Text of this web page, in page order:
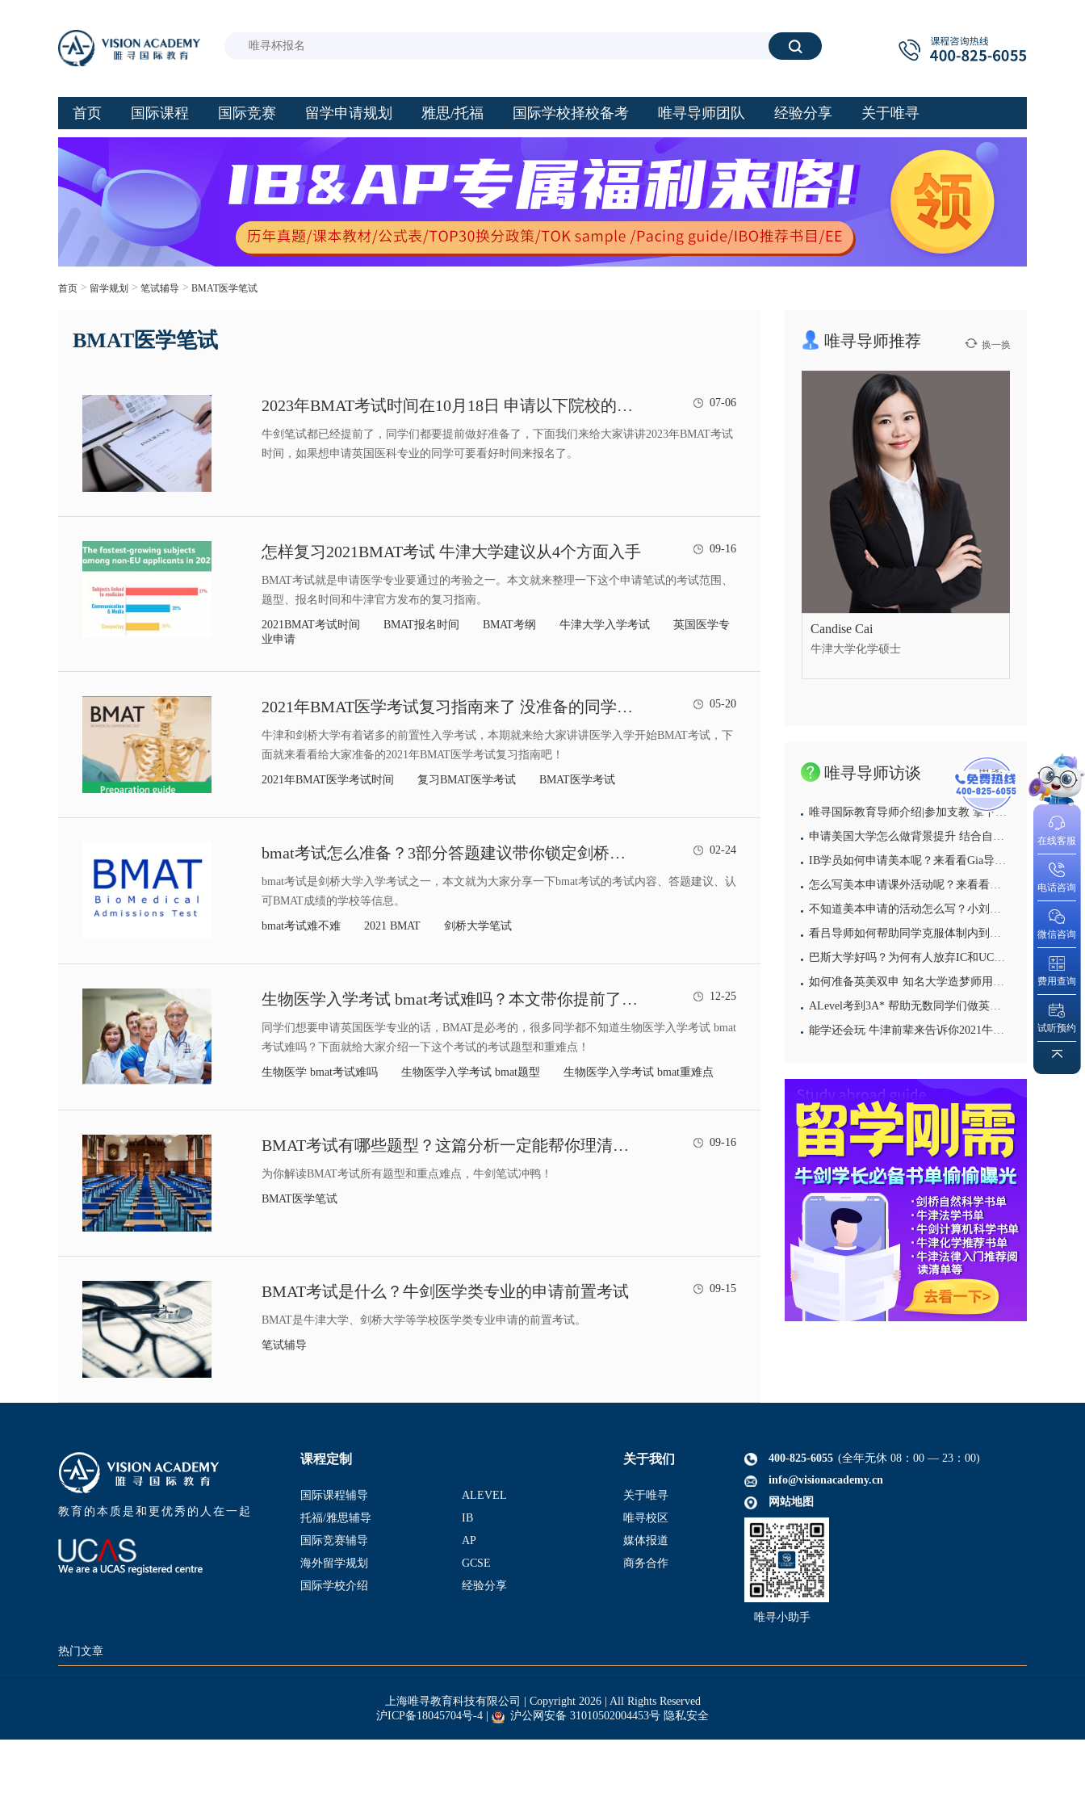
搜索
首页 国际课程 国际竞赛 留学申请规划 雅思/托福 国际学校择校备考 唯寻导师团队 经验分享 关于唯寻
首页 > 留学规划 > 笔试辅导 > BMAT医学笔试
BMAT医学笔试
2023年BMAT考试时间在10月18日 申请以下院校的同学要注意了 07-06
牛剑笔试都已经提前了，同学们都要提前做好准备了，下面我们来给大家讲讲2023年BMAT考试
时间，如果想申请英国医科专业的同学可要看好时间来报名了。
怎样复习2021BMAT考试 牛津大学建议从4个方面入手 09-16
BMAT考试​就是申请医学专业要通过的考验之一。本文就来整理一下这个申请笔试的考试范围、
题型、报名时间和牛津官方发布的复习指南。
2021BMAT考试时间 BMAT报名时间 BMAT考纲 牛津大学入学考试
英国医学专
业申请
2021年BMAT医学考试复习指南来了 没准备的同学赶紧准备起来吧 05-20
牛津和剑桥大学有着诸多的前置性入学考试，本期就来给大家讲讲医学入学开始BMAT考试，下
面就来看看给大家准备的2021年BMAT医学考试复习指南吧！
2021年BMAT医学考试时间 复习BMAT医学考试 BMAT医学考试
bmat考试怎么准备？3部分答题建议带你锁定剑桥面邀 02-24
bmat考试是剑桥大学入学考试之一，本文就为大家分享一下bmat考试的考试内容、答题建议、认
可BMAT成绩的学校等信息。
bmat考试难不难 2021 BMAT 剑桥大学笔试
生物医学入学考试 bmat考试难吗？本文带你提前了解题型和重难点 12-25
同学们想要申请英国医学专业的话，BMAT是必考的，很多同学都不知道生物医学入学考试 bmat
考试难吗？下面就给大家介绍一下这个考试的考试题型和重难点！
生物医学 bmat考试难吗 生物医学入学考试 bmat题型 生物医学入学考试 bmat重难点
BMAT考试有哪些题型？这篇分析一定能帮你理清思路 09-16
为你解读BMAT考试所有题型和重点难点，牛剑笔试冲鸭！
BMAT医学笔试
BMAT考试是什么？牛剑医学类专业的申请前置考试 09-15
BMAT是牛津大学、剑桥大学等学校医学类专业申请的前置考试。
笔试辅导
唯寻导师推荐 换一换
Candise Cai
牛津大学化学硕士
唯寻导师访谈 更多>
唯寻国际教育导师介绍|参加支教 拿下国家奖学金 靠“经验”打败留学拦路虎
申请美国大学怎么做背景提升 结合自己的优势才能找到好的背提项目
IB学员如何申请美本呢？来看看Gia导师会给学员带来哪些建议吧
怎么写美本申请课外活动呢？来看看大陆导师给你的答案
不知道美本申请的活动怎么写？小刘导师的亲身经历一定能够给你带来启发
看吕导师如何帮助同学克服体制内到国际部的学习困难
巴斯大学好吗？为何有人放弃IC和UCL也要选它
如何准备英美双申 知名大学造梦师用他10年的亲身经历来告诉你
ALevel考到3A* 帮助无数同学们做英国本科申请选择 选揭秘牛津大学贝利奥尔学院的导师日常
能学还会玩 牛津前辈来告诉你2021牛津大学本科申请攻略
教育的本质是和更优秀的人在一起
课程定制
国际课程辅导
ALEVEL
托福/雅思辅导
IB
国际竞赛辅导
AP
海外留学规划
GCSE
国际学校介绍
经验分享
关于我们
关于唯寻
唯寻校区
媒体报道
商务合作
400-825-6055 (全年无休 08：00 — 23：00)
info@visionacademy.cn
网站地图
唯寻小助手
热门文章
上海唯寻教育科技有限公司 | Copyright 2026 | All Rights Reserved
沪ICP备18045704号-4
沪公网安备 31010502004453号 隐私安全
在线客服
电话咨询
微信咨询
费用查询
试听预约